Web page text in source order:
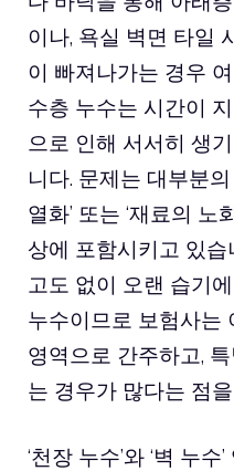
이나, 욕실 벽면 타일
이 빠져나가는 경우
수층 누수는 시간이
으로 인해 서서히 생
니다. 문제는 대부분
열화’ 또는 ‘재료의 노
상에 포함시키고 있
고도 없이 오랜 습기
누수이므로 보험사는
영역으로 간주하고,
는 경우가 많다는 점
‘천장 누수’와 ‘벽 누